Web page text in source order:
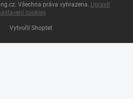
Vytvořil Shoptet
. Všechna práva vyhrazena. Upravit
cookies